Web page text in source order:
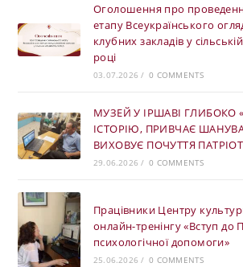
Оголошення про
етапу Всеукраїнського
клубних закладів у
році
03.07.2026 / 0 COMMENTS
МУЗЕЙ У ІРШАВІ ГЛИБОКО
ІСТОРІЮ, ПРИВЧАЄ
ВИХОВУЄ ПОЧУТТЯ
29.06.2026 / 0 COMMENTS
Працівники Центру
онлайн-тренінгу «Вступ до
психологічної допомоги»
25.06.2026 / 0 COMMENTS